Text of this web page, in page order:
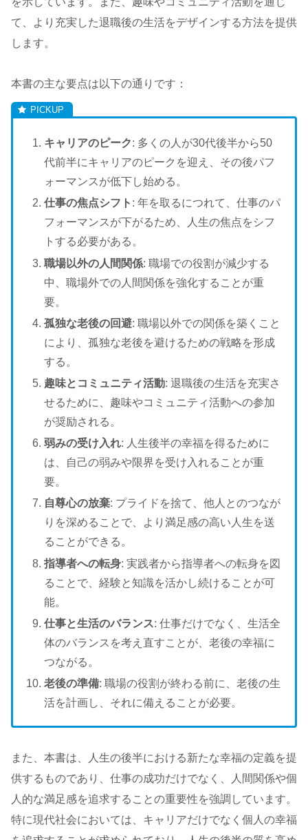
て、より充実した退職後の生活をデザインする方法を提供
します。
本書の主な要点は以下の通りです：
キャリアのピーク: 多くの人が30代後半から50
代前半にキャリアのピークを迎え、その後パフ
ォーマンスが低下し始める。
仕事の焦点シフト : 年を取るにつれて、仕事のパ
フォーマンスが下がるため、人生の焦点をシフ
トする必要がある。
職場以外の人間関係: 職場での役割が減少する
中、職場外での人間関係を強化することが重
要。
孤独な老後の回避: 職場以外での関係を築くこと
により、孤独な老後を避けるための戦略を形成
する。
趣味とコミュニティ活動: 退職後の生活を充実さ
せるために、趣味やコミュニティ活動への参加
が奨励される。
弱みの受け入れ: 人生後半の幸福を得るために
は、自己の弱みや限界を受け入れることが重
要。
自尊心の放棄: プライドを捨て、他人とのつなが
りを深めることで、より満足感の高い人生を送
ることができる。
指導者への転身: 実践者から指導者への転身を図
ることで、経験と知識を活かし続けることが可
能。
仕事と生活のバランス: 仕事だけでなく、生活全
体のバランスを考え直すことが、老後の幸福に
つながる。
老後の準備: 職場の役割が終わる前に、老後の生
活を計画し、それに備えることが必要。
また、本書は、人生の後半における新たな幸福の定義を提
供するものであり、仕事の成功だけでなく、人間関係や個
人的な満足感を追求することの重要性を強調しています。
特に現代社会においては、キャリアだけでなく個人の幸福